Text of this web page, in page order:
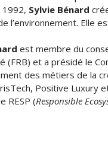
Sylvie Bénard
l’environnement. Elle
est membre du
(FRB) et a présidé le
des métiers de la
Positive Luxury
RESP (Responsible